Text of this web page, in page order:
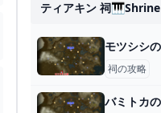
ティアキン 祠🎹shrine
祠の攻略